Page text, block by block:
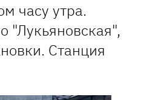
часу утра.
"Лукьяновская",
Станция